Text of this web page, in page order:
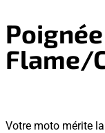
Flame/
Votre moto mérite